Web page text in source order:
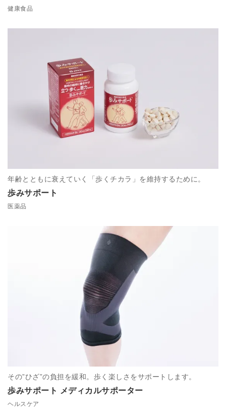
健康食品
歩みサポート
年齢とともに衰えていく「歩くチカラ」を維持するために。
医薬品
歩みサポート メディカルサポーター
その”ひざ”の負担を緩和。歩く楽しさをサポートします。
ヘルスケア